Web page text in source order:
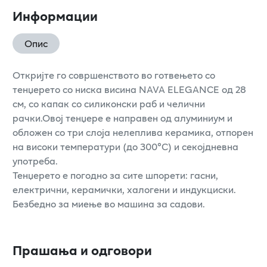
Информации
Опис
Откријте го совршенството во готвењето со
тенџерето со ниска висина NAVA ELEGANCE од 28
см, со капак со силиконски раб и челични
рачки.Овој тенџере е направен од алуминиум и
обложен со три слоја нелеплива керамика, отпорен
на високи температури (до 300°C) и секојдневна
употреба.
Тенџерето е погодно за сите шпорети: гасни,
електрични, керамички, халогени и индукциски.
Безбедно за миење во машина за садови.
Прашања и одговори